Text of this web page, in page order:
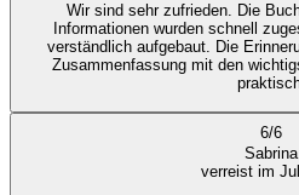
Wir sind sehr zufrieden. Die
Informationen wurden schnell
verständlich aufgebaut. Die
Zusammenfassung mit den
6/6
Sabrina
verreist im